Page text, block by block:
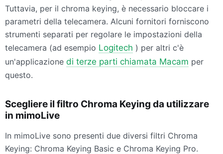
Tuttavia, per il chroma keying, è necessario bloccare i
parametri della telecamera. Alcuni fornitori forniscono
strumenti separati per regolare le impostazioni della
telecamera (ad esempio Logitech ) per altri c'è
un'applicazione di terze parti chiamata Macam per
questo.
Scegliere il filtro Chroma Keying da utilizzare
in mimoLive
In mimoLive sono presenti due diversi filtri Chroma
Keying: Chroma Keying Basic e Chroma Keying Pro.